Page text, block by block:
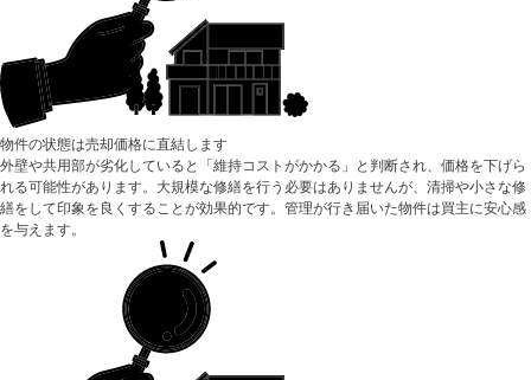
物件の状態は売却価格に直結します
外壁や共用部が劣化していると「維持コストがかかる」と判断され、価格を下げら
れる可能性があります。大規模な修繕を行う必要はありませんが、清掃や小さな修
繕をして印象を良くすることが効果的です。管理が行き届いた物件は買主に安心感
を与えます。